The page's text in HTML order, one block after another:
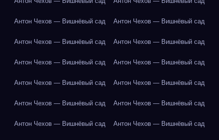
Антон Чехов — Вишнёвый сад Антон Чехов — Вишнёвый сад
Антон Чехов — Вишнёвый сад Антон Чехов — Вишнёвый сад
Антон Чехов — Вишнёвый сад Антон Чехов — Вишнёвый сад
Антон Чехов — Вишнёвый сад Антон Чехов — Вишнёвый сад
Антон Чехов — Вишнёвый сад Антон Чехов — Вишнёвый сад
Антон Чехов — Вишнёвый сад Антон Чехов — Вишнёвый сад